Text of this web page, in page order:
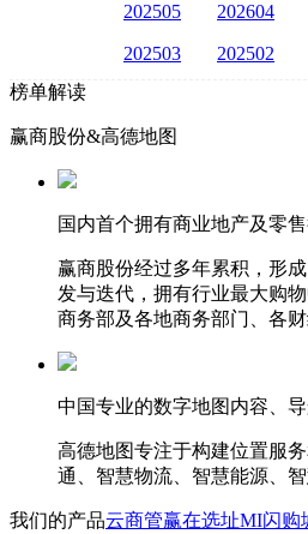
202505 202604
202503 202502
榜单解读
赢商股份&高德地图
国内首个拥有商业地产及零
赢商股份经过多年累积，形
发与迭代，拥有行业最大购
商务部及各地商务部门、各
中国专业的数字地图内容、
高德地图专注于构建位置服
通、智慧物流、智慧能源、
我们的产品云商管赢在选址MI闪购